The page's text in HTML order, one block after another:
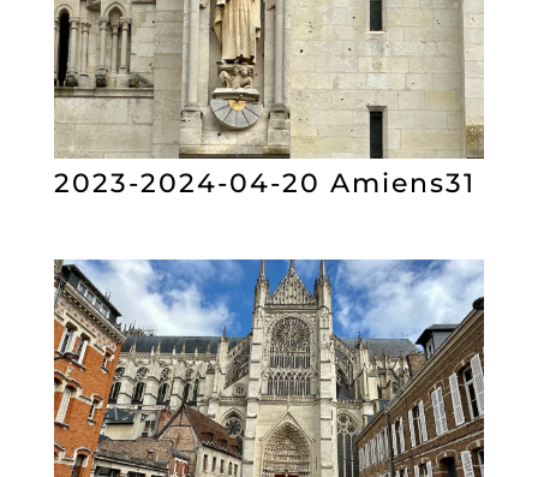
2023-2024-04-20 Amiens31